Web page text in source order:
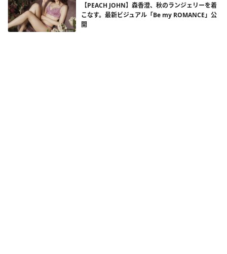
【PEACH JOHN】森香澄、秋のランジェリーを着
こなす。最新ビジュアル「Be my ROMANCE」公
開